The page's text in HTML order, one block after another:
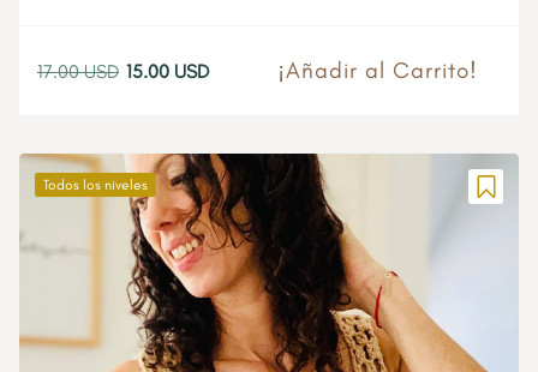
17.00USD
El
era:
17.00 USD.
15.00 USD
El
es:
15.00 USD.
¡Añadir al Carrito!
Todos los niveles